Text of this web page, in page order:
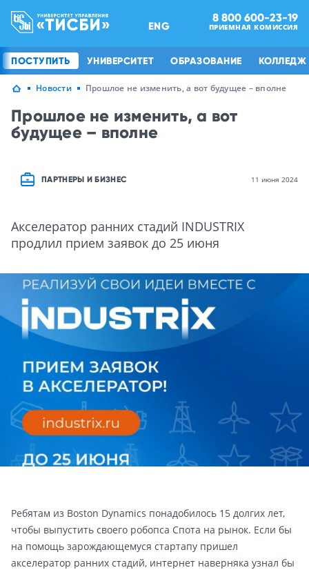
ENG
8 800 600-23-19
ПРИЕМНАЯ КОМИССИЯ
ПОСТУПИТЬ УНИВЕРСИТЕТ ОБРАЗОВАНИЕ КОЛЛЕДЖ
Новости Прошлое не изменить, а вот будущее – вполне
Прошлое не изменить, а вот
будущее – вполне
ПАРТНЕРЫ И БИЗНЕС 11 июня 2024
Акселератор ранних стадий INDUSTRIX
продлил прием заявок до 25 июня
Ребятам из Boston Dynamics понадобилось 15 долгих лет,
чтобы выпустить своего робопса Спота на рынок. Если бы
на помощь зарождающемуся стартапу пришел
акселератор ранних стадий, интернет наверняка узнал бы